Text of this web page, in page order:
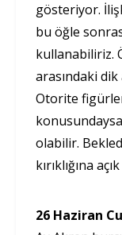
gösteriyor.
bu öğle
kullanabiliriz.
arasındaki
Otorite
konusundaysa
olabilir.
kırıklığına
26 Haziran